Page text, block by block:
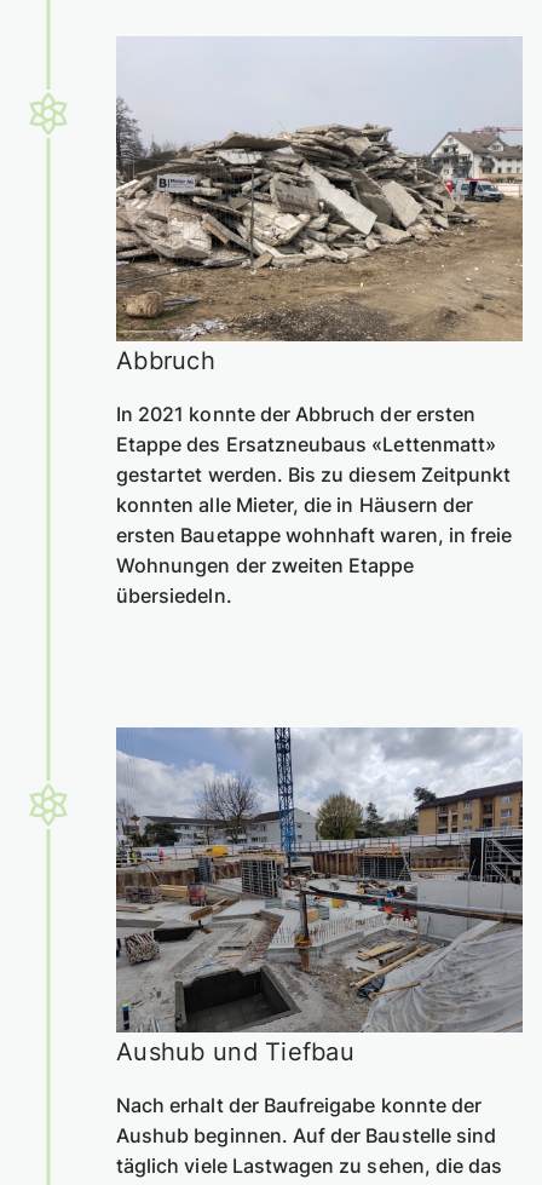
Abbruch
In 2021 konnte der Abbruch der ersten
Etappe des Ersatzneubaus «Lettenmatt»
gestartet werden. Bis zu diesem Zeitpunkt
konnten alle Mieter, die in Häusern der
ersten Bauetappe wohnhaft waren, in freie
Wohnungen der zweiten Etappe
übersiedeln.
Aushub und Tiefbau
Nach erhalt der Baufreigabe konnte der
Aushub beginnen. Auf der Baustelle sind
täglich viele Lastwagen zu sehen, die das